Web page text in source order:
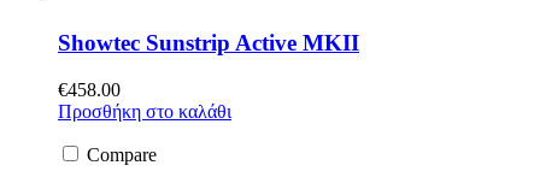
Showtec Sunstrip Active MKII
€458.00
Προσθήκη στο καλάθι
Compare